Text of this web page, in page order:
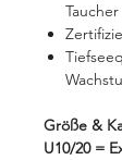
Taucher
Größe &
U10/20 =